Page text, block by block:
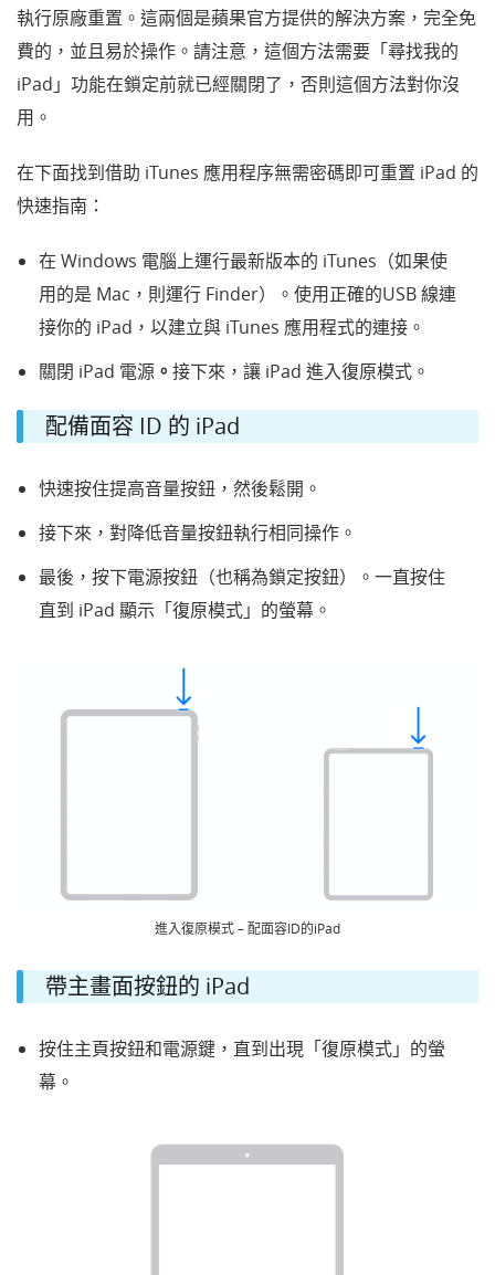
執行原廠重置。這兩個是蘋果官方提供的解決方案，完全免
費的，並且易於操作。請注意，這個方法需要「尋找我的
iPad」功能在鎖定前就已經關閉了，否則這個方法對你沒
用。
在下面找到借助 iTunes 應用程序無需密碼即可重置 iPad 的
快速指南：
在 Windows 電腦上運行最新版本的 iTunes（如果使
用的是 Mac，則運行 Finder）。使用正確的USB 線連
接你的 iPad，以建立與 iTunes 應用程式的連接。
關閉 iPad 電源 。 接下來，讓 iPad 進入復原模式。
配備面容 ID 的 iPad
快速按住提高音量按鈕，然後鬆開。
接下來，對降低音量按鈕執行相同操作。
最後，按下電源按鈕（也稱為鎖定按鈕）。一直按住
直到 iPad 顯示 「復原模式」 的螢幕。
進入復原模式 – 配面容ID的iPad
帶主畫面按鈕的 iPad
按住主頁按鈕和電源鍵，直到出現「復原模式」的螢
幕。